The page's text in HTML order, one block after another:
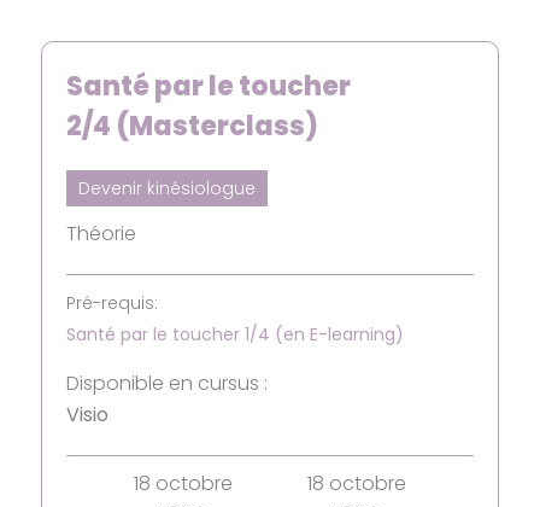
Santé par le toucher
2/4 (Masterclass)
Devenir kinésiologue
Théorie
Pré-requis:
Santé par le toucher 1/4 (en E-learning)
Disponible en cursus :
Visio
18 octobre
18 octobre